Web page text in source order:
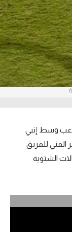
وسط إنبي
الفني للفريق
الشتوية